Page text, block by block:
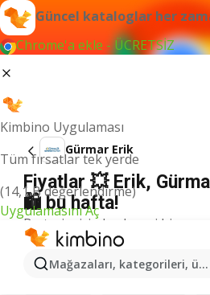
Güncel kataloglar her
Chrome'a ekle - ÜCRETSİZ
Kimbino Uygulaması
Tüm fırsatlar tek yerde
(14,1 B değerlendirme)
Uygulamasını Aç
Mağazaları, kategorileri,
Gürmar Erik
Fiyatlar 💥 Erik,
🛍️ bu hafta!
Bu terim için herhangi bir
Mağazalardaki diğer
GürmarMango Gürmar Döner